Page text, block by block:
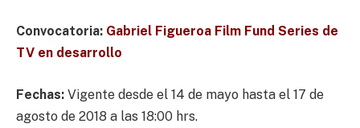
Convocatoria: Gabriel Figueroa Film Fund Series de
TV en desarrollo
Fechas: Vigente desde el 14 de mayo hasta el 17 de
agosto de 2018 a las 18:00 hrs.